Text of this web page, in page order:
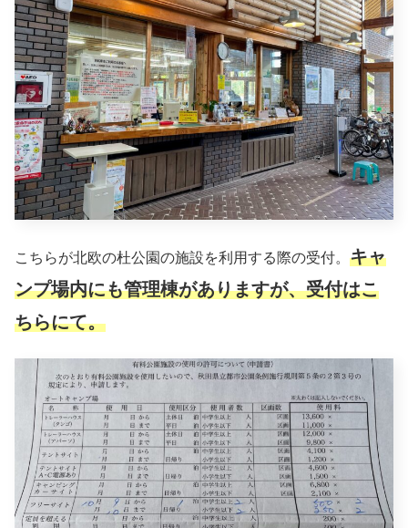
こちらが北欧の杜公園の施設を利用する際の受付。 キャ
ンプ場内にも管理棟がありますが、受付はこ
ちらにて。